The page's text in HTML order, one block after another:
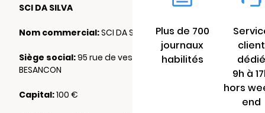
SCI DA SILVA
Nom commercial:SCI DA SILVA
Siège social:95 rue de vesoul 25000
BESANCON
Capital:100 €
Plus de 700
journaux
habilités
client
dédié
9h à
hors
end